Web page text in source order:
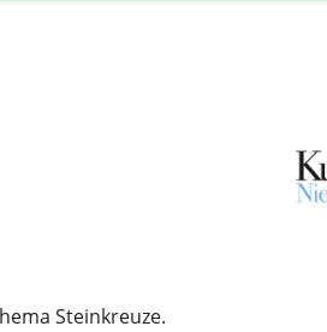
Steinkreuze.